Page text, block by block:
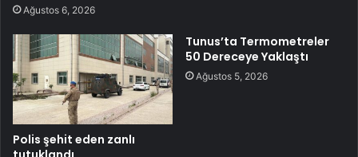
Ağustos 6, 2026
Polis şehit eden zanlı
Tunus’ta Termometreler
50 Dereceye Yaklaştı
Ağustos 5, 2026